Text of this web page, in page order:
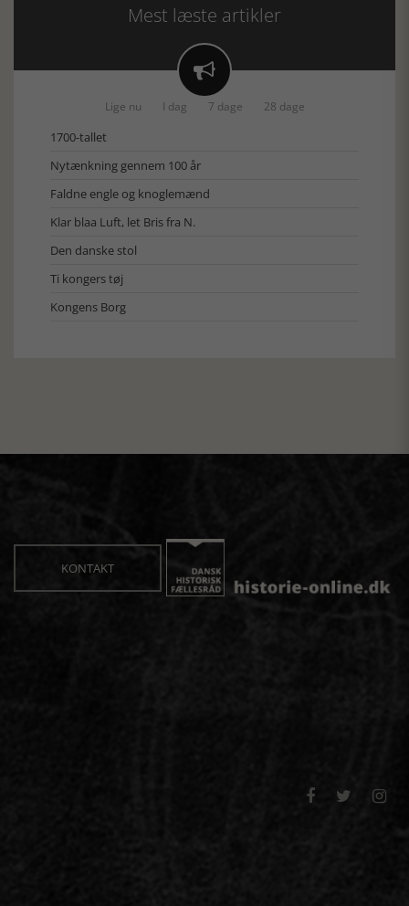
Mest læste artikler

Lige nu I dag 7 dage 28 dage
1700-tallet
Nytænkning gennem 100 år
Faldne engle og knoglemænd
Klar blaa Luft, let Bris fra N.
Den danske stol
Ti kongers tøj
Kongens Borg
KONTAKT
  